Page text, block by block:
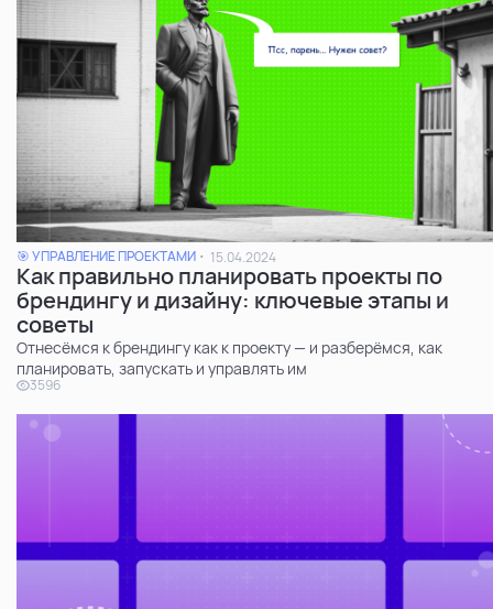
🎯 УПРАВЛЕНИЕ ПРОЕКТАМИ 15.04.2024
Как правильно планировать проекты по
брендингу и дизайну: ключевые этапы и
советы
Отнесёмся к брендингу как к проекту — и разберёмся, как
планировать, запускать и управлять им
3596